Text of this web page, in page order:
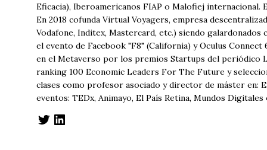
Eficacia), Iberoamericanos FIAP o Malofiej
En 2018 cofunda Virtual Voyagers, empresa
Vodafone, Inditex, Mastercard, etc.) siendo galardonados
el evento de Facebook "F8" (California) y Oculus
en el Metaverso por los premios Startups del periódico
ranking 100 Economic Leaders For The Future y
clases como profesor asociado y director de máster en:
eventos: TEDx, Animayo, El País Retina, Mundos